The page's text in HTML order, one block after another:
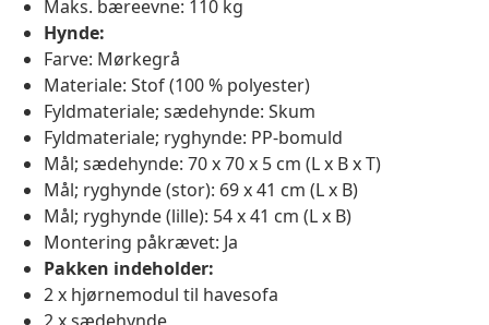
Maks. bæreevne: 110 kg
Hynde:
Farve: Mørkegrå
Materiale: Stof (100 % polyester)
Fyldmateriale; sædehynde: Skum
Fyldmateriale; ryghynde: PP-bomuld
Mål; sædehynde: 70 x 70 x 5 cm (L x B x T)
Mål; ryghynde (stor): 69 x 41 cm (L x B)
Mål; ryghynde (lille): 54 x 41 cm (L x B)
Montering påkrævet: Ja
Pakken indeholder:
2 x hjørnemodul til havesofa